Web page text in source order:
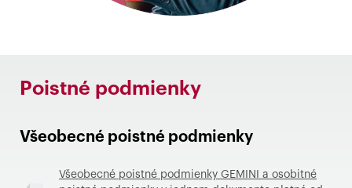
Poistné podmienky
Všeobecné poistné podmienky
Všeobecné poistné podmienky GEMINI a osobitné